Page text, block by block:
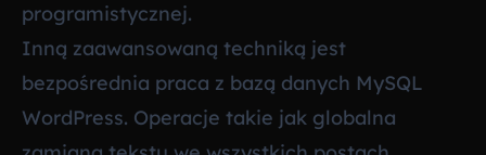
programistycznej.
Inną zaawansowaną techniką jest
bezpośrednia praca z bazą danych MySQL
WordPress. Operacje takie jak globalna